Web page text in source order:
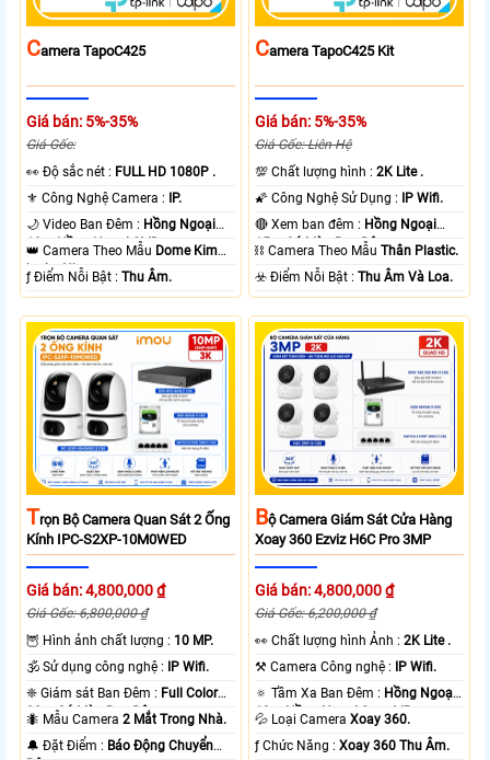
CAmera TapoC425
Giá bán: 5%-35%
Giá Gốc:
️👀 Độ sắc nét : FULL HD 1080P .
⚜️ Công Nghệ Camera : IP.
🌙 Video Ban Đêm : Hồng Ngoại
10m Hồng Ngoại SMD.
👑 Camera Theo Mẫu Dome Kim
loại + Nhựa.
️ƒ Điểm Nỗi Bật :Thu Âm.
CAmera TapoC425 Kit
Giá bán: 5%-35%
Giá Gốc: Liên Hệ
💯 Chất lượng hình :2K Lite .
🌠 Công Nghệ Sử Dụng : IP Wifi.
🔴 Xem ban đêm : Hồng Ngoại
15m Có Màu Ban Ðêm.
⛓ Camera Theo MẫuThân Plastic.
️☣️ Điểm Nỗi Bật :Thu Âm Và Loa.
TRọn Bộ Camera Quan Sát 2 Ống
Kính IPC-S2XP-10M0WED
Giá bán: 4,800,000 ₫
Giá Gốc: 6,800,000 ₫
🦉 Hình ảnh chất lượng : 10 MP.
🕉️ Sử dụng công nghệ :
IP Wifi.
❈ Giám sát Ban Đêm : Full Color
20m Có Màu Ban Ðêm.
🐜 Mẫu Camera2 Mắt Trong Nhà.
️🔔 Đặt Điểm : Báo Động Chuyển
BỘ Camera Giám Sát Cửa Hàng
Xoay 360 Ezviz H6C Pro 3MP
Giá bán: 4,800,000 ₫
Giá Gốc: 6,200,000 ₫
️👀 Chất lượng hình Ảnh :2K Lite .
⚒ Camera Công nghệ :
IP Wifi.
🔅 Tầm Xa Ban Đêm : Hồng Ngoại
10m Hồng Ngoại Smart IR.
💦 Loại CameraXoay 360.
️ƒ Chức Năng :Xoay 360 Thu Âm.